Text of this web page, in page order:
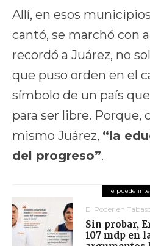
Allí, en esos
cantó, se marchó con
recordó a Juárez, no
que puso orden en el
símbolo de un país
para ser libre. Porque,
mismo Juárez, “la
del progreso”.
El Poder en
Sin probar,
107 mdp en